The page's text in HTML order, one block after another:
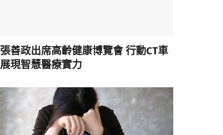
張善政出席高齡健康博覽會 行動CT車
展現智慧醫療實力